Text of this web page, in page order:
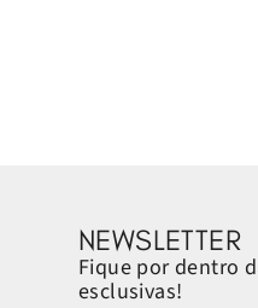
NEWSLETTER
Fique por dentro
esclusivas!